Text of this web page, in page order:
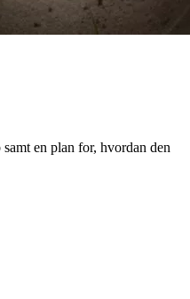
en plan for, hvordan den